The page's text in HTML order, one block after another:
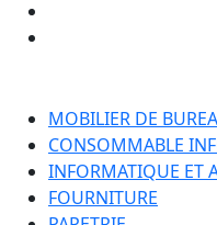
MOBILIER DE
CONSOMMABLE
INFORMATIQUE ET
FOURNITURE